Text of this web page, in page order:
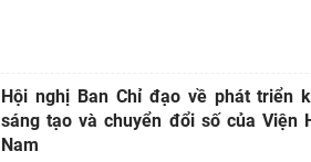
Hội nghị Ban Chỉ đạo về phát triển
sáng tạo và chuyển đổi số của Viện
Nam